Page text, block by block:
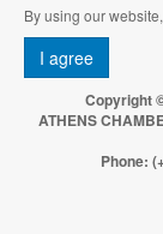
By using our
I agree
Copyright
ATHENS
Phone: